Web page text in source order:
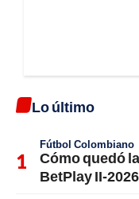
Lo último
Fútbol Colombiano
Cómo quedó
BetPlay II-